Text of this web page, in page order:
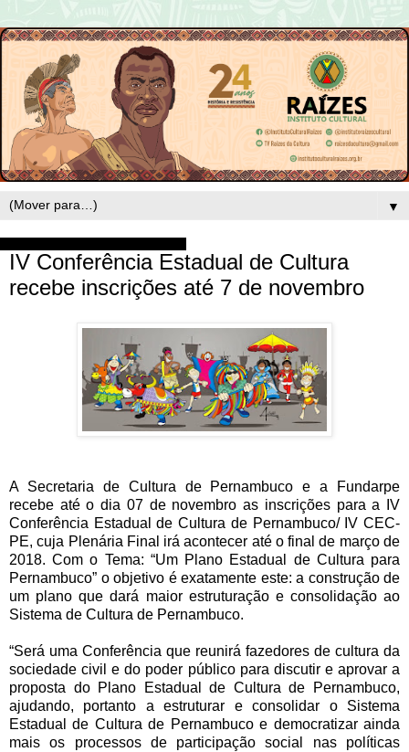
▼
IV Conferência Estadual de Cultura
recebe inscrições até 7 de novembro
A Secretaria de Cultura de Pernambuco e a Fundarpe
recebe até o dia 07 de novembro as inscrições para a IV
Conferência Estadual de Cultura de Pernambuco/ IV CEC-
PE, cuja Plenária Final irá acontecer até o final de março de
2018. Com o Tema: “Um Plano Estadual de Cultura para
Pernambuco” o objetivo é exatamente este: a construção de
um plano que dará maior estruturação e consolidação ao
Sistema de Cultura de Pernambuco.
“Será uma Conferência que reunirá fazedores de cultura da
sociedade civil e do poder público para discutir e aprovar a
proposta do Plano Estadual de Cultura de Pernambuco,
ajudando, portanto a estruturar e consolidar o Sistema
Estadual de Cultura de Pernambuco e democratizar ainda
mais os processos de participação social nas políticas